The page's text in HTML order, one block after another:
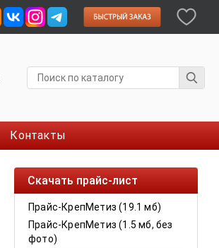
Контакты
Скачать прайс-лист
Прайс-КрепМетиз (19.1 мб)
Прайс-КрепМетиз (1.5 мб, без
фото)